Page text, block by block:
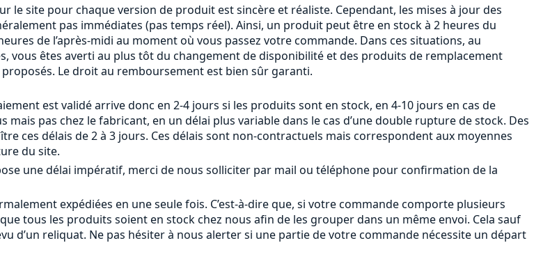
le site pour chaque version de produit est sincère et réaliste. Cependant, les mises à jour des
pas immédiates (pas temps réel). Ainsi, un produit peut être en stock à 2 heures du
de l’après-midi au moment où vous passez votre commande. Dans ces situations, au
vous êtes averti au plus tôt du changement de disponibilité et des produits de remplacement
Le droit au remboursement est bien sûr garanti.
est validé arrive donc en 2-4 jours si les produits sont en stock, en 4-10 jours en cas de
mais pas chez le fabricant, en un délai plus variable dans le cas d’une double rupture de stock. Des
ces délais de 2 à 3 jours. Ces délais sont non-contractuels mais correspondent aux moyennes
du site.
une délai impératif, merci de nous solliciter par mail ou téléphone pour confirmation de la
expédiées en une seule fois. C’est-à-dire que, si votre commande comporte plusieurs
tous les produits soient en stock chez nous afin de les grouper dans un même envoi. Cela sauf
d’un reliquat. Ne pas hésiter à nous alerter si une partie de votre commande nécessite un départ